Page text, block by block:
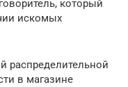
который
искомых
распределительной
в магазине